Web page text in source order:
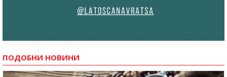
ПОДОБНИ НОВИНИ